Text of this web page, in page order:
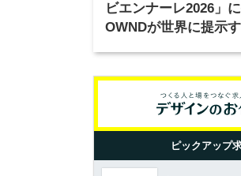
ビエンナーレ2026」
OWNDが世界に提示
ピックアップ